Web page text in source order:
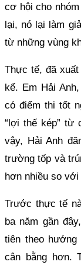
cơ hội cho
lại, nó lại làm
từ những vùng
Thực tế, đã
kể. Em Hải
có điểm thi tốt
“lợi thế kép” từ
vậy, Hải Anh
trường tốp và
hơn nhiều so
Trước thực tế
ba năm gần
tiên theo
cân bằng hơn.